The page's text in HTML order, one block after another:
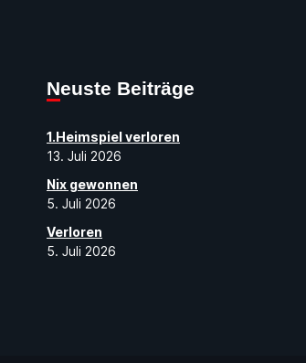
Neuste Beiträge
1.Heimspiel verloren
13. Juli 2026
Nix gewonnen
5. Juli 2026
Verloren
5. Juli 2026